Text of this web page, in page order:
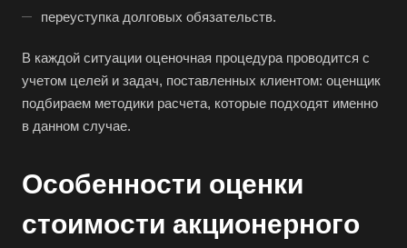
переуступка долговых обязательств.
В каждой ситуации оценочная процедура проводится с
учетом целей и задач, поставленных клиентом: оценщик
подбираем методики расчета, которые подходят именно
в данном случае.
Особенности оценки
стоимости акционерного